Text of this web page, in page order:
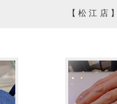
【松江店】